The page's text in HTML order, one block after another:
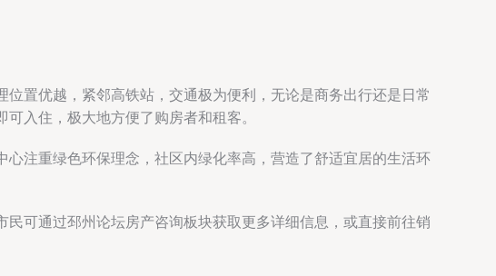
置优越，紧邻高铁站，交通极为便利，无论是商务出行还是日常
入住，极大地方便了购房者和租客。
注重绿色环保理念，社区内绿化率高，营造了舒适宜居的生活环
可通过邳州论坛房产咨询板块获取更多详细信息，或直接前往销